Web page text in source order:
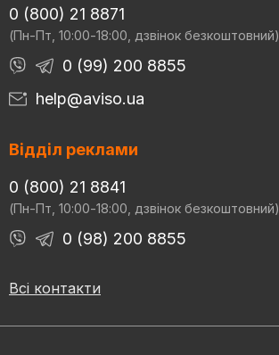
0 (800) 21 8871
(Пн-Пт, 10:00-18:00, дзвінок безкоштовний)
0 (99) 200 8855
help@aviso.ua
Відділ реклами
0 (800) 21 8841
(Пн-Пт, 10:00-18:00, дзвінок безкоштовний)
0 (98) 200 8855
Всі контакти